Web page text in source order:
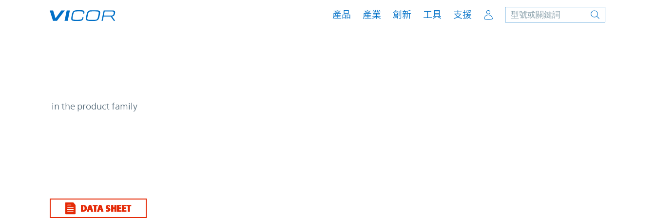
產品 產業 創新 工具 支援 Account
in the product family
DATA SHEET